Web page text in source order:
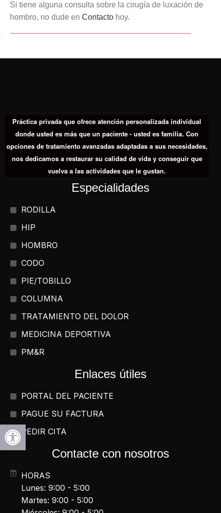
Si tiene alguna consulta sobre la cirugía de luxación de
hombro, no dude en Contacto hoy.
Práctica privada que ofrece atención personalizada individual
donde usted es más que un paciente - usted es familia. Con
opciones de tratamiento avanzadas adaptadas a sus necesidades,
nos dedicamos a restaurar su calidad de vida y conseguir que
vuelva a las actividades que le gustan.
Especialidades
RODILLA
HIP
HOMBRO
CODO
PIE/TOBILLO
COLUMNA
TRATAMIENTO DEL DOLOR
MEDICINA DEPORTIVA
PM&R
Enlaces útiles
PORTAL DEL PACIENTE
PAGUE SU FACTURA
PEDIR CITA
Contacte con nosotros
HORAS
Lunes: 9:00 - 5:00
Martes: 9:00 - 5:00
Abrir la barra de herramientas